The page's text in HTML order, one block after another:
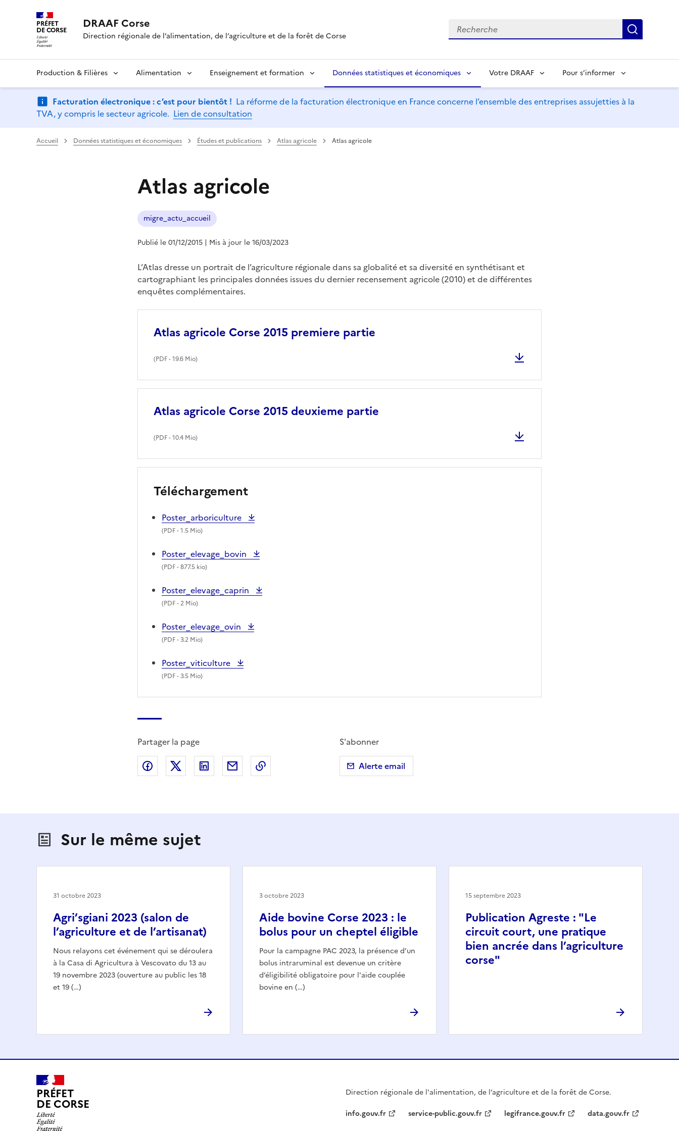
PRÉFET
DE CORSE DRAAF Corse
Direction régionale de l’alimentation, de l’agriculture et de la forêt de Corse
Recherche
Production & Filières Alimentation Enseignement et formation Données statistiques et économiques Votre DRAAF Pour s’informer
Facturation électronique : c’est pour bientôt ! La réforme de la facturation électronique en France concerne l’ensemble des entreprises assujetties à la
TVA, y compris le secteur agricole. Lien de consultation
Accueil Données statistiques et économiques Études et publications Atlas agricole Atlas agricole
Atlas agricole
migre_actu_accueil
Publié le 01/12/2015 | Mis à jour le 16/03/2023
L’Atlas dresse un portrait de l’agriculture régionale dans sa globalité et sa diversité en synthétisant et
cartographiant les principales données issues du dernier recensement agricole (2010) et de différentes
enquêtes complémentaires.
Atlas agricole Corse 2015 premiere partie
(PDF- 19.6 Mio)
Atlas agricole Corse 2015 deuxieme partie
(PDF- 10.4 Mio)
Téléchargement
Poster_arboriculture
(PDF- 1.5 Mio)
Poster_elevage_bovin
(PDF- 877.5 kio)
Poster_elevage_caprin
(PDF- 2 Mio)
Poster_elevage_ovin
(PDF- 3.2 Mio)
Poster_viticulture
(PDF- 3.5 Mio)
Partager la page
Partager sur Facebook
Partager sur X (anciennement Twitter)
Partager sur LinkedIn
Partager par emailCopier dans le presse-papier
S'abonner
Alerte email
Sur le même sujet
Agri’sgiani 2023 (salon de
l’agriculture et de l’artisanat)
Nous relayons cet événement qui se déroulera
à la Casa di Agricultura à Vescovato du 13 au
19 novembre 2023 (ouverture au public les 18
et 19 (…)
31 octobre 2023
Aide bovine Corse 2023 : le
bolus pour un cheptel éligible
Pour la campagne PAC 2023, la présence d’un
bolus intraruminal est devenue un critère
d’éligibilité obligatoire pour l'aide couplée
bovine en (…)
3 octobre 2023
Publication Agreste : "Le
circuit court, une pratique
bien ancrée dans l’agriculture
corse"
15 septembre 2023
PRÉFET
DE CORSE
Direction régionale de l'alimentation, de l’agriculture et de la forêt de Corse.
info.gouv.fr
service-public.gouv.fr legifrance.gouv.fr data.gouv.fr